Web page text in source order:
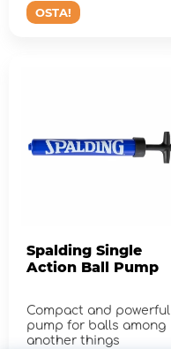
OSTA!
Spalding Single
Action Ball Pump
Compact and powerful
pump for balls among
another things